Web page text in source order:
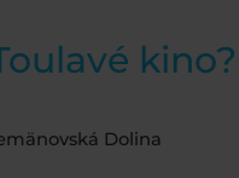
kino?
Dolina